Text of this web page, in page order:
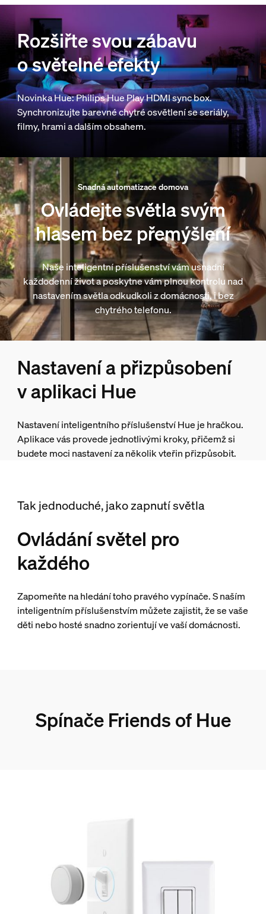
Rozšiřte svou zábavu
o světelné efekty
Novinka Hue: Philips Hue Play HDMI sync box.
Synchronizujte barevné chytré osvětlení se seriály,
filmy, hrami a dalším obsahem.
Snadná automatizace domova
Ovládejte světla svým
hlasem bez přemýšlení
Naše inteligentní příslušenství vám usnadní
každodenní život a poskytne vám plnou kontrolu nad
nastavením světla odkudkoli z domácnosti, i bez
chytrého telefonu.
Nastavení a přizpůsobení
v aplikaci Hue
Nastavení inteligentního příslušenství Hue je hračkou.
Aplikace vás provede jednotlivými kroky, přičemž si
budete moci nastavení za několik vteřin přizpůsobit.
Zapomeňte na hledání toho pravého vypínače. S naším
inteligentním příslušenstvím můžete zajistit, že se vaše
děti nebo hosté snadno zorientují ve vaší domácnosti.
Tak jednoduché, jako zapnutí světla
Ovládání světel pro
každého
Spínače Friends of Hue